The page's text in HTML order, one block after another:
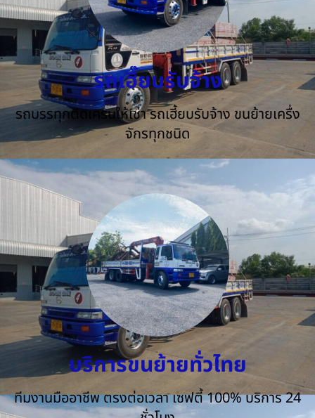
รถเฮี๊ยบรับจ้าง
รถบรรทุกติดเครนให้เช่า รถเฮี้ยบรับจ้าง ขนย้ายเครื่ง
จักรทุกชนิด
บริการขนย้ายทั่วไทย
ทีมงานมืออาชีพ ตรงต่อเวลา เซฟตี้ 100% บริการ 24